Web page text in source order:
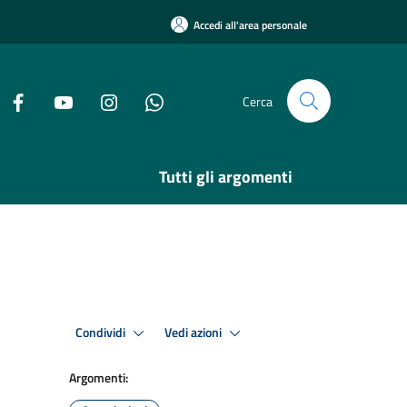
Accedi all'area personale
Cerca
Tutti gli argomenti
Condividi Vedi azioni
Argomenti: